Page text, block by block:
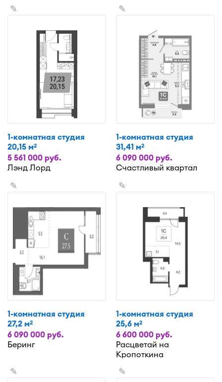
✎
1-комнатная студия
20,15 м2
5 561 000 руб.
Лэнд Лорд
✎
1-комнатная студия
31,41 м2
6 090 000 руб.
Счастливый квартал
✎
1-комнатная студия
27,2 м2
6 090 000 руб.
Беринг
✎
1-комнатная студия
25,6 м2
6 600 000 руб.
Расцветай на
Кропоткина
✎ ✎